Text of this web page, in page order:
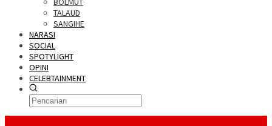
TALAUD
SANGIHE
NARASI
SOCIAL
SPOTYLIGHT
OPINI
CELEBTAINMENT